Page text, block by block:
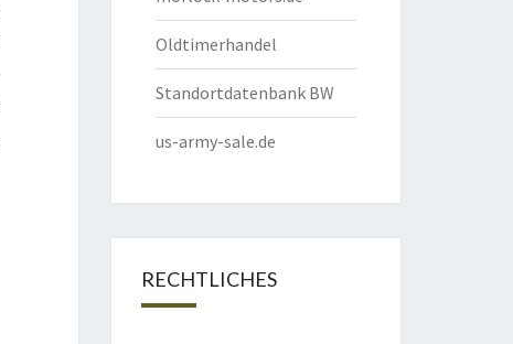
Oldtimerhandel
Standortdatenbank BW
us-army-sale.de
RECHTLICHES